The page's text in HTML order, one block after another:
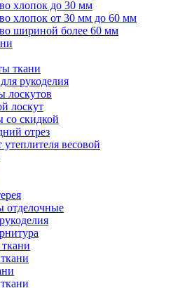
хлопок до 30 мм
хлопок от 30 мм до 60 мм
шириной более 60 мм
ткани
рукоделия
лоскутов
лоскут
со скидкой
отрез
утеплителя весовой